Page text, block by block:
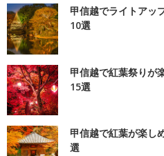
甲信越でライトアッ
10選
甲信越で紅葉祭りが
15選
甲信越で紅葉が楽し
選